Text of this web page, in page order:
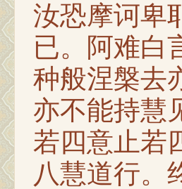
汝恐摩诃卑
已。阿难白
种般涅槃去
亦不能持慧
若四意止若
八慧道行。